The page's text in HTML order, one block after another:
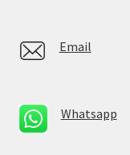
Email
Whatsapp